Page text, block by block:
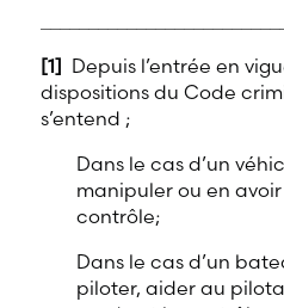
[1] Depuis l’entrée en
dispositions du Code
s’entend ;
Dans le cas d’un
manipuler ou en
contrôle;
Dans le cas d’un
piloter, aider au